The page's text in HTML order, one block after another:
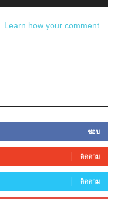
Learn how your comment
ชอบ
ติดตาม
ติดตาม